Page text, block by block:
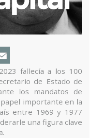
fallecía a los 100
de Estado de
los mandatos de
importante en la
entre 1969 y 1977
una figura clave